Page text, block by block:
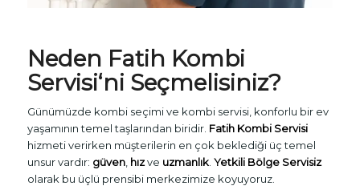
Neden Fatih Kombi
Servisi‘ni Seçmelisiniz?
Günümüzde kombi seçimi ve kombi servisi, konforlu bir ev
yaşamının temel taşlarından biridir. Fatih Kombi Servisi
hizmeti verirken müşterilerin en çok beklediği üç temel
unsur vardır: güven, hızve uzmanlık. Yetkili Bölge Servisiz
olarak bu üçlü prensibi merkezimize koyuyoruz.